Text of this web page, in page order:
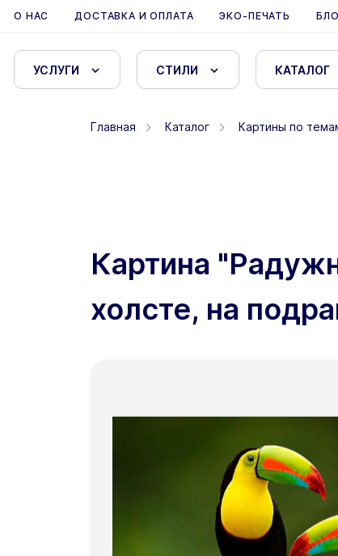
О НАС ДОСТАВКА И ОПЛАТА ЭКО-ПЕЧАТЬ
УСЛУГИ СТИЛИ КАТАЛОГ
Главная Каталог Картины по
Картина
холсте, на